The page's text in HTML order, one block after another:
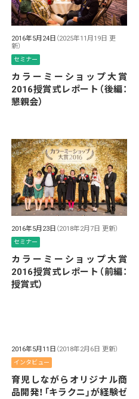
2016年5月24日 （2025年11月19日 更
新）
セミナー
カラーミーショップ大賞
2016授賞式レポート（後編：
懇親会）
2016年5月23日 （2018年2月7日 更新）
セミナー
カラーミーショップ大賞
2016授賞式レポート（前編：
授賞式）
2016年5月11日 （2018年2月6日 更新）
インタビュー
育児しながらオリジナル商
品開発！「キラクニ」が経験ゼ